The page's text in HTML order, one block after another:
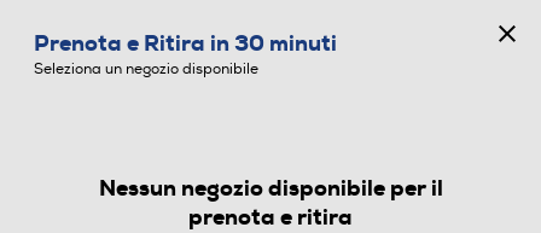
ACCESSORI HOME ENTERTAINMENT
Prenota e Ritira in 30 minuti
Seleziona un negozio disponibile
Nessun negozio disponibile per il
prenota e ritira